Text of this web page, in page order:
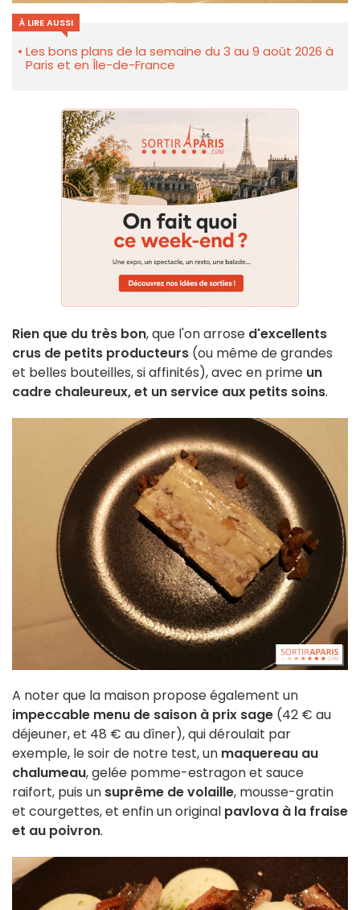
À LIRE AUSSI
Les bons plans de la semaine du 3 au 9 août 2026 à
Paris et en Île-de-France
Rien que du très bon, que l'on arrose d'excellents
crus de petits producteurs (ou même de grandes
et belles bouteilles, si affinités), avec en prime un
cadre chaleureux, et un service aux petits soins.
A noter que la maison propose également un
impeccable menu de saison à prix sage (42 € au
déjeuner, et 48 € au dîner), qui déroulait par
exemple, le soir de notre test, un maquereau au
chalumeau, gelée pomme-estragon et sauce
raifort, puis un suprême de volaille, mousse-gratin
et courgettes, et enfin un original pavlova à la fraise
et au poivron.